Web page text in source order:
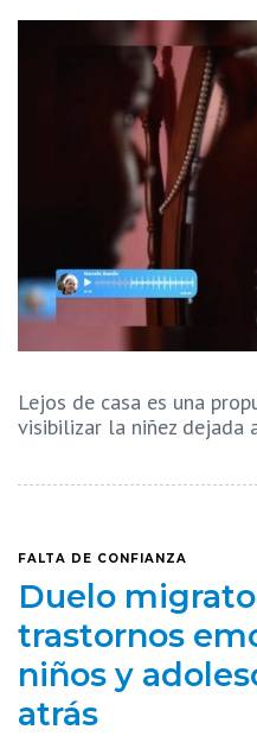
Lejos de casa es una
visibilizar la niñez dejada
FALTA DE CONFIANZA
Duelo
trastornos
niños y
atrás